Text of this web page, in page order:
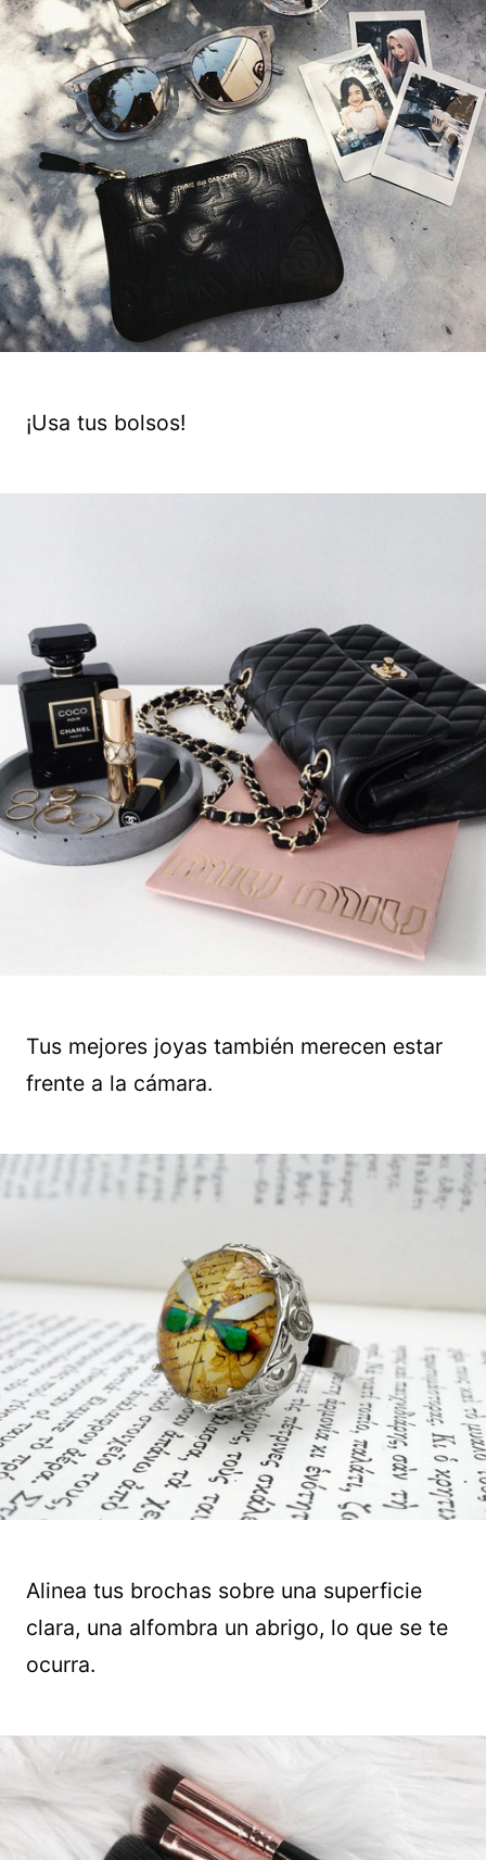
¡Usa tus bolsos!
Tus mejores joyas también merecen estar
frente a la cámara.
Alinea tus brochas sobre una superficie
clara, una alfombra un abrigo, lo que se te
ocurra.